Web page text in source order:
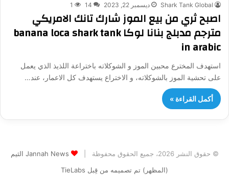
Shark Tank Global ديسمبر 22, 2023 14
1
اصبح ثري من بيع الموز شارك تانك الامريكي
مترجم مدبلج بنانا لوكا banana loca shark tank
in arabic
استهدف المخترع محبين الموز و الشوكلاته باختراعة اللذيذ الذي يعمل
على تحشية الموز بالشوكلاته، و الاختراع يستهدف كل الاعمار، عند…
أكمل القراءة »
© حقوق النشر 2026، جميع الحقوق محفوظة |
Jannah News الثيم
(المظهر) تم تصميمه من قِبل TieLabs